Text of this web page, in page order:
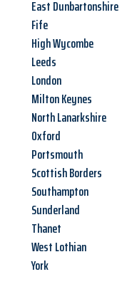
East Dunbartonshire
Fife
High Wycombe
Leeds
London
Milton Keynes
North Lanarkshire
Oxford
Portsmouth
Scottish Borders
Southampton
Sunderland
Thanet
West Lothian
York